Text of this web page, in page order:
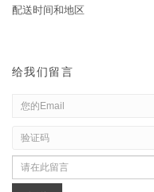
配送时间和地区
给我们留言